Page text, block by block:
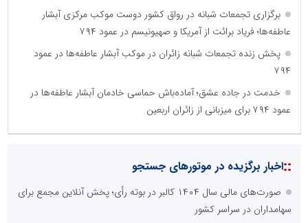
برگزاری تجمعات شبانه در رواق کشور دوست موکب مرکزی آبشار
عاطفه‌ها؛ فریاد برائت از آمریکا و صهیونیسم در عمود ۷۹۴
پخش زنده تجمعات شبانه زائران در موکب آبشار عاطفه‌ها در عمود
۷۹۴
خدمت در جاده عشق؛ آماده‌باش حماسی خادمان آبشار عاطفه‌ها در
عمود ۷۹۴ برای میزبانی از زائران اربعین
::اخبار برگزیده در موتورهای جستجو
صورت‌های مالی سال ۱۴۰۴ کالبر در بوته رأی؛ پخش آنلاین مجمع برای
سهامداران در سراسر کشور